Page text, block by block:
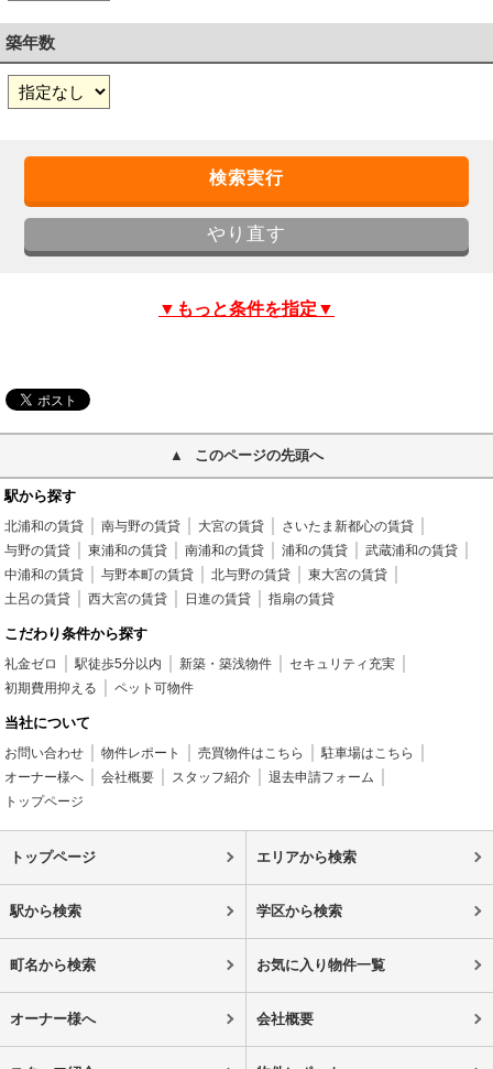
築年数
▼もっと条件を指定▼
このページの先頭へ
駅から探す
北浦和の賃貸 南与野の賃貸 大宮の賃貸
さいたま新都心の賃貸
与野の賃貸
東浦和の賃貸 南浦和の賃貸 浦和の賃貸
武蔵浦和の賃貸
中浦和の賃貸
与野本町の賃貸 北与野の賃貸
東大宮の賃貸
土呂の賃貸
西大宮の賃貸 日進の賃貸 指扇の賃貸
こだわり条件から探す
礼金ゼロ 駅徒歩5分以内 新築・築浅物件
セキュリティ充実
初期費用抑える
ペット可物件
当社について
お問い合わせ 物件レポート 売買物件はこちら
駐車場はこちら
オーナー様へ
会社概要 スタッフ紹介
退去申請フォーム
トップページ
トップページ エリアから検索
駅から検索 学区から検索
町名から検索 お気に入り物件一覧
オーナー様へ 会社概要